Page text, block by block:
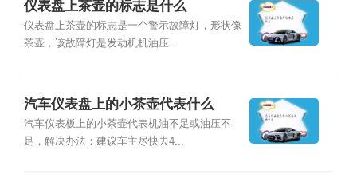
仪表盘上茶壶的标志是什么
仪表盘上茶壶的标志是一个警示故障灯，形状像
茶壶，该故障灯是发动机机油压...
汽车仪表盘上的小茶壶代表什么
汽车仪表板上的小茶壶代表机油不足或油压不
足，解决办法：建议车主尽快去4...